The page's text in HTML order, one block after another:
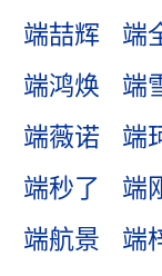
端喆辉
端
端鸿焕
端
端薇诺
端
端秒了
端
端航景
端